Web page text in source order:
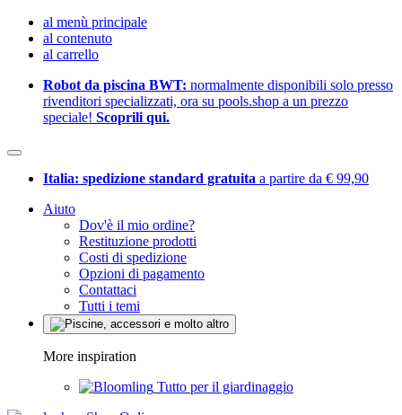
al menù principale
al contenuto
al carrello
Robot da piscina BWT: normalmente disponibili solo presso
rivenditori specializzati, ora su pools.shop a un prezzo
speciale! Scoprili qui.
Italia: spedizione standard gratuita a partire da € 99,90
Aiuto
Dov'è il mio ordine?
Restituzione prodotti
Costi di spedizione
Opzioni di pagamento
Contattaci
Tutti i temi
More inspiration
Tutto per il giardinaggio